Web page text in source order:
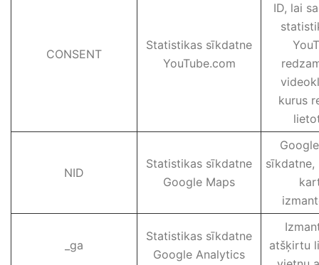
CONSENT
Statistikas sīkdatne
YouTube.com
ID, lai
kurus
NID
Statistikas sīkdatne
Google Maps
sīkdatne,
_ga
Statistikas sīkdatne
Google Analytics
atšķirtu